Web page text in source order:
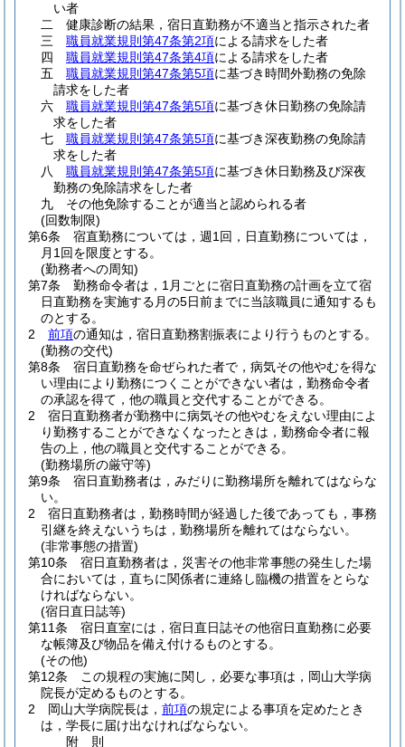
い者
二
健康診断の結果，宿日直勤務が不適当と指示された者
三
職員就業規則第47条第2項による請求をした者
四
職員就業規則第47条第4項による請求をした者
五
職員就業規則第47条第5項に基づき時間外勤務の免除
請求をした者
六
職員就業規則第47条第5項に基づき休日勤務の免除請
求をした者
七
職員就業規則第47条第5項に基づき深夜勤務の免除請
求をした者
八
職員就業規則第47条第5項に基づき休日勤務及び深夜
勤務の免除請求をした者
九
その他免除することが適当と認められる者
(回数制限)
第6条
宿直勤務については，週1回，日直勤務については，
月1回を限度とする。
(勤務者への周知)
第7条
勤務命令者は，1月ごとに宿日直勤務の計画を立て宿
日直勤務を実施する月の5日前までに当該職員に通知するも
のとする。
2
前項の通知は，宿日直勤務割振表により行うものとする。
(勤務の交代)
第8条
宿日直勤務を命ぜられた者で，病気その他やむを得な
い理由により勤務につくことができない者は，勤務命令者
の承認を得て，他の職員と交代することができる。
2
宿日直勤務者が勤務中に病気その他やむをえない理由によ
り勤務することができなくなったときは，勤務命令者に報
告の上，他の職員と交代することができる。
(勤務場所の厳守等)
第9条
宿日直勤務者は，みだりに勤務場所を離れてはならな
い。
2
宿日直勤務者は，勤務時間が経過した後であっても，事務
引継を終えないうちは，勤務場所を離れてはならない。
(非常事態の措置)
第10条
宿日直勤務者は，災害その他非常事態の発生した場
合においては，直ちに関係者に連絡し臨機の措置をとらな
ければならない。
(宿日直日誌等)
第11条
宿日直室には，宿日直日誌その他宿日直勤務に必要
な帳簿及び物品を備え付けるものとする。
(その他)
第12条
この規程の実施に関し，必要な事項は，岡山大学病
院長が定めるものとする。
2
岡山大学病院長は， 前項の規定による事項を定めたとき
は，学長に届け出なければならない。
附 則